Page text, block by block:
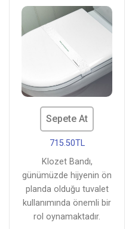
Sepete At
715.50TL
Klozet Bandı,
günümüzde hijyenin ön
planda olduğu tuvalet
kullanımında önemli bir
rol oynamaktadır.